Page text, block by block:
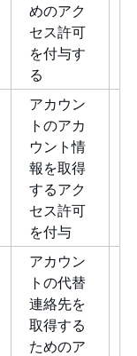
めのアク
セス許可
を付与す
る
アカウン
トのアカ
ウント情
報を取得
するアク
セス許可
を付与
アカウン
トの代替
連絡先を
取得する
ためのア